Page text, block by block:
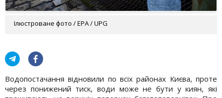
Ілюстроване фото / EPA / UPG
Водопостачання відновили по всіх районах Києва, проте
через понижений тиск, води може не бути у киян, які